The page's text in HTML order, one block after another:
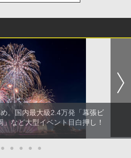
。国内最大級2.4万発「幕張ビ
など大型イベント目白押し！
● ● ● ● ●